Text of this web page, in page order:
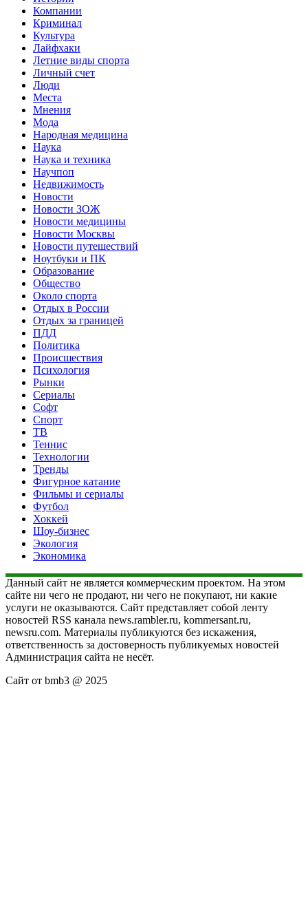
Компании
Криминал
Культура
Лайфхаки
Летние виды спорта
Личный счет
Люди
Места
Мнения
Мода
Народная медицина
Наука
Наука и техника
Научпоп
Недвижимость
Новости
Новости ЗОЖ
Новости медицины
Новости Москвы
Новости путешествий
Ноутбуки и ПК
Образование
Общество
Около спорта
Отдых в России
Отдых за границей
ПДД
Политика
Происшествия
Психология
Рынки
Сериалы
Софт
Спорт
ТВ
Теннис
Технологии
Тренды
Фигурное катание
Фильмы и сериалы
Футбол
Хоккей
Шоу-бизнес
Экология
Экономика
Данный сайт не является коммерческим проектом. На этом
сайте ни чего не продают, ни чего не покупают, ни какие
услуги не оказываются. Сайт представляет собой ленту
новостей RSS канала news.rambler.ru, kommersant.ru,
newsru.com. Материалы публикуются без искажения,
ответственность за достоверность публикуемых новостей
Администрация сайта не несёт.
Сайт от bmb3 @ 2025